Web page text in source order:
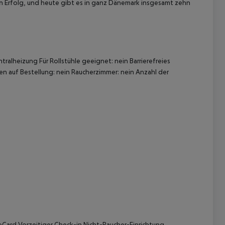
und heute gibt es in ganz Dänemark insgesamt zehn
Für Rollstühle geeignet: nein Barrierefreies
Bestellung: nein Raucherzimmer: nein Anzahl der